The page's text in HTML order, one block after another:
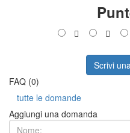
Scrivi
FAQ (0)
tutte le domande
Aggiungi una domanda